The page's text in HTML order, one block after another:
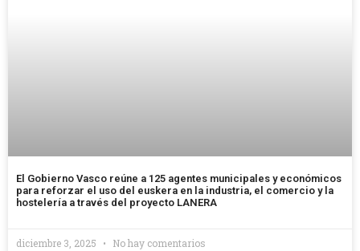
El Gobierno Vasco reúne a 125 agentes municipales y económicos
para reforzar el uso del euskera en la industria, el comercio y la
hostelería a través del proyecto LANERA
diciembre 3, 2025 No hay comentarios